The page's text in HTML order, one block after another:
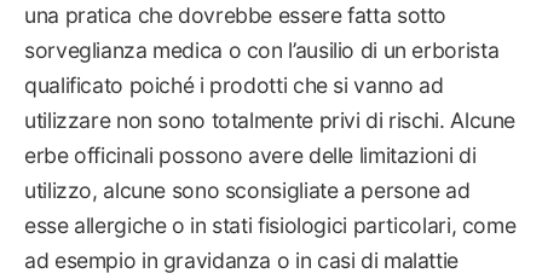
una pratica che dovrebbe essere fatta sotto
sorveglianza medica o con l’ausilio di un erborista
qualificato poiché i prodotti che si vanno ad
utilizzare non sono totalmente privi di rischi. Alcune
erbe officinali possono avere delle limitazioni di
utilizzo, alcune sono sconsigliate a persone ad
esse allergiche o in stati fisiologici particolari, come
ad esempio in gravidanza o in casi di malattie